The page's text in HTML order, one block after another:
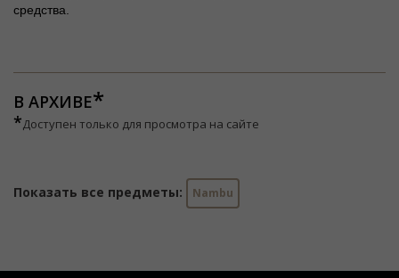
средства.
В АРХИВЕ
*Доступен только для просмотра на сайте
Показать все предметы: Nambu